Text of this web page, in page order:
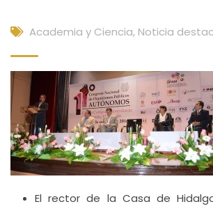
Academia y Ciencia, Noticia
El rector de la Casa de